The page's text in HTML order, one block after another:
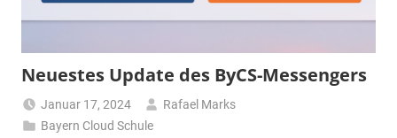
Neuestes Update des ByCS-Messengers
Januar 17, 2024
Rafael Marks
Bayern Cloud Schule